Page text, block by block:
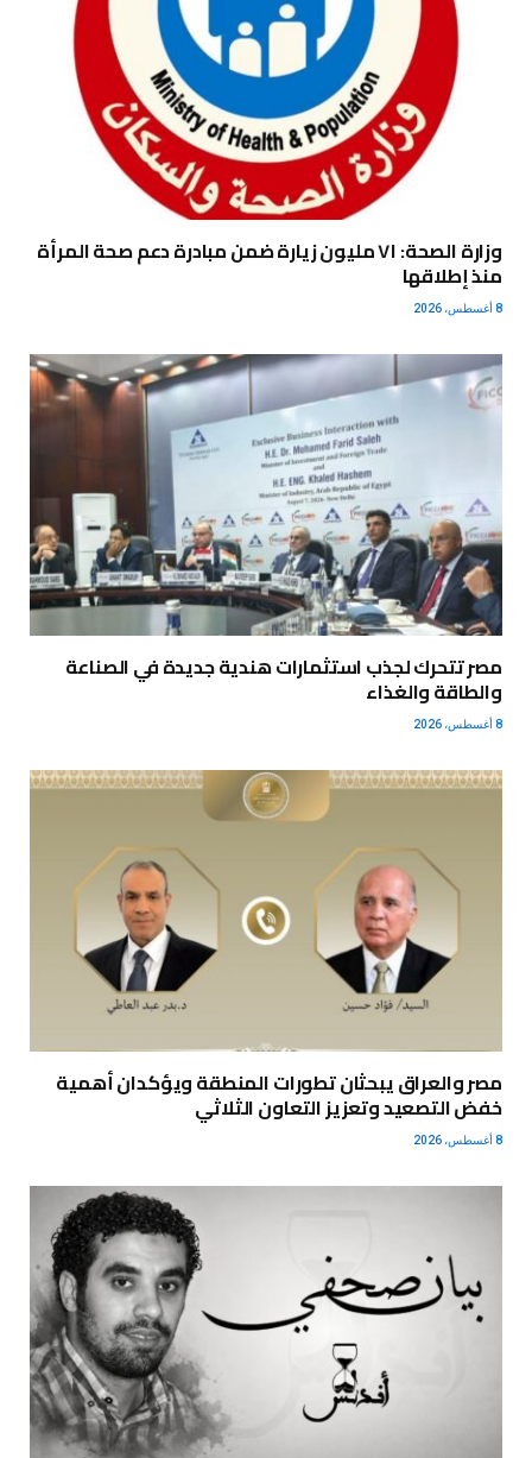
وزارة الصحة: ٧١ مليون زيارة ضمن مبادرة دعم صحة المرأة
منذ إطلاقها
8 أغسطس، 2026
مصر تتحرك لجذب استثمارات هندية جديدة في الصناعة
والطاقة والغذاء
8 أغسطس، 2026
مصر والعراق يبحثان تطورات المنطقة ويؤكدان أهمية
خفض التصعيد وتعزيز التعاون الثلاثي
8 أغسطس، 2026